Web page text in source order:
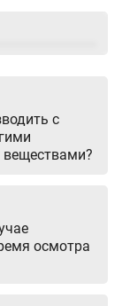
с
осмотра